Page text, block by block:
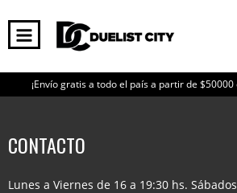
¡Envío gratis a todo el país a partir de
CONTACTO
Lunes a Viernes de 16 a 19:30 hs.